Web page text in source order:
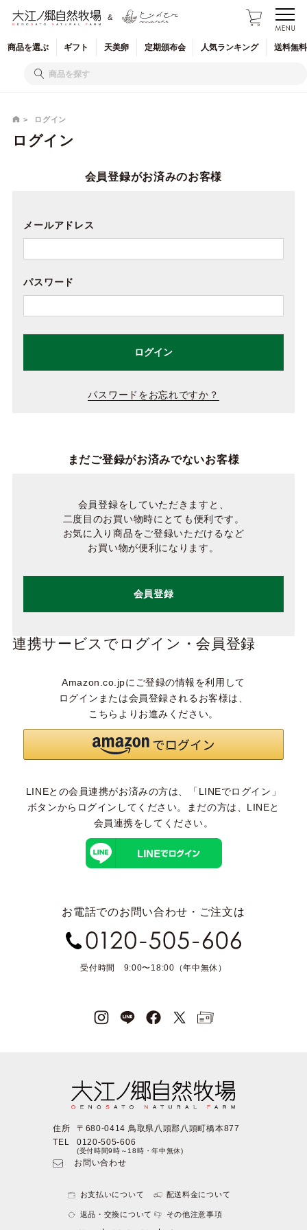
&
商品を選ぶ ギフト 天美卵 定期頒布会 人気ランキング 送料無
ログイン
ログイン
会員登録がお済みのお客様
メールアドレス
パスワード
ログイン
パスワードをお忘れですか？
まだご登録がお済みでないお客様
会員登録をしていただきますと、
二度目のお買い物時にとても便利です。
お気に入り商品をご登録いただけるなど
お買い物が便利になります。
会員登録
連携サービスでログイン・会員登録
Amazon.co.jpにご登録の情報を利用して
ログインまたは会員登録されるお客様は、
こちらよりお進みください。
LINEとの会員連携がお済みの方は、「LINEでログイン」
ボタンからログインしてください。まだの方は、 LINEと
会員連携をしてください。
お電話でのお問い合わせ・ご注文は
受付時間 9:00〜18:00（年中無休）
住所
〒680-0414 鳥取県八頭郡八頭町橋本877
TEL
0120-505-606
(受付時間9時～18時・年中無休)
お問い合わせ
お支払いについて 配送料金について
返品・交換について その他注意事項